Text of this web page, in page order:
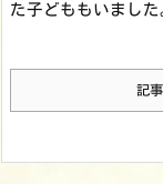
た子どももいました
記